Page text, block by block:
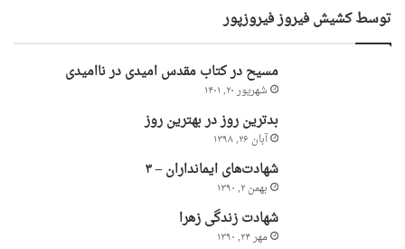
توسط کشیش فیروز فیروزپور
مسیح در کتاب مقدس امیدی در ناامیدی
شهریور ۲۰, ۱۴۰۱
بدترین روز در بهترین روز
آبان ۲۶, ۱۳۹۸
شهادت‌های ایمانداران – ۳
بهمن ۲, ۱۳۹۰
شهادت زندگی زهرا
مهر ۲۴, ۱۳۹۰